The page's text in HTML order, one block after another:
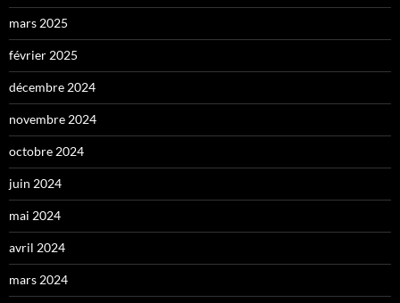
mars 2025
février 2025
décembre 2024
novembre 2024
octobre 2024
juin 2024
mai 2024
avril 2024
mars 2024